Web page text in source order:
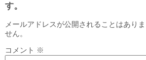
す。
メールアドレスが公開されることはありま
せん。
コメント ※